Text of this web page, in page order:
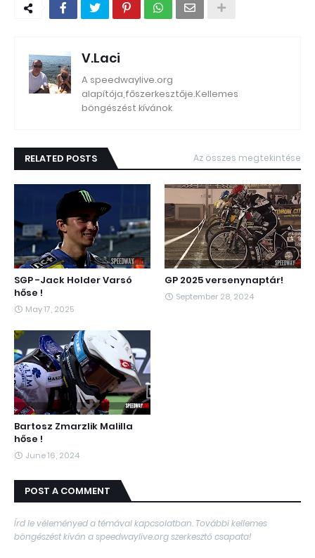
V.Laci
A speedwaylive.org
alapítója,főszerkesztője.Kellemes
böngészést kívánok
RELATED POSTS Az összes megtekintése
SGP -Jack Holder Varsó
hőse !
May 17, 2025
GP 2025 versenynaptár!
September 28, 2024
Bartosz Zmarzlik Malilla
hőse !
June 16, 2024
POST A COMMENT
Írd le véleményed a témával kapcsolatban. További kellemes
böngészést kíván a speedwaylive.org szerkesztő csapata!